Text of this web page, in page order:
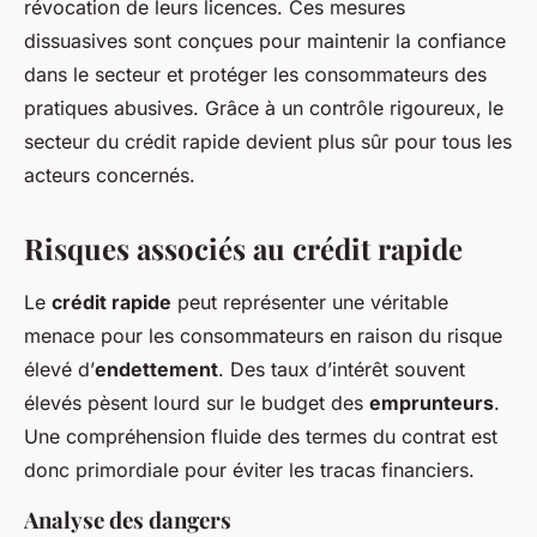
révocation de leurs licences. Ces mesures
dissuasives sont conçues pour maintenir la confiance
dans le secteur et protéger les consommateurs des
pratiques abusives. Grâce à un contrôle rigoureux, le
secteur du crédit rapide devient plus sûr pour tous les
acteurs concernés.
Risques associés au crédit rapide
Le crédit rapide peut représenter une véritable
menace pour les consommateurs en raison du risque
élevé d’endettement. Des taux d’intérêt souvent
élevés pèsent lourd sur le budget des emprunteurs.
Une compréhension fluide des termes du contrat est
donc primordiale pour éviter les tracas financiers.
Analyse des dangers